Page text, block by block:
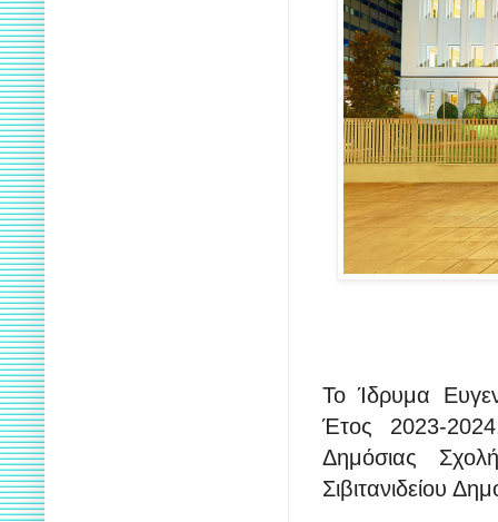
Το Ίδρυμα
Έτος 2023-
Δημόσιας
Σιβιτανιδείου